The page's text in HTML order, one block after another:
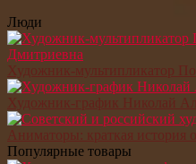
Люди
Художник-мультипликатор
Художник-график Николай
Аниматоры: краткая история
Популярные товары